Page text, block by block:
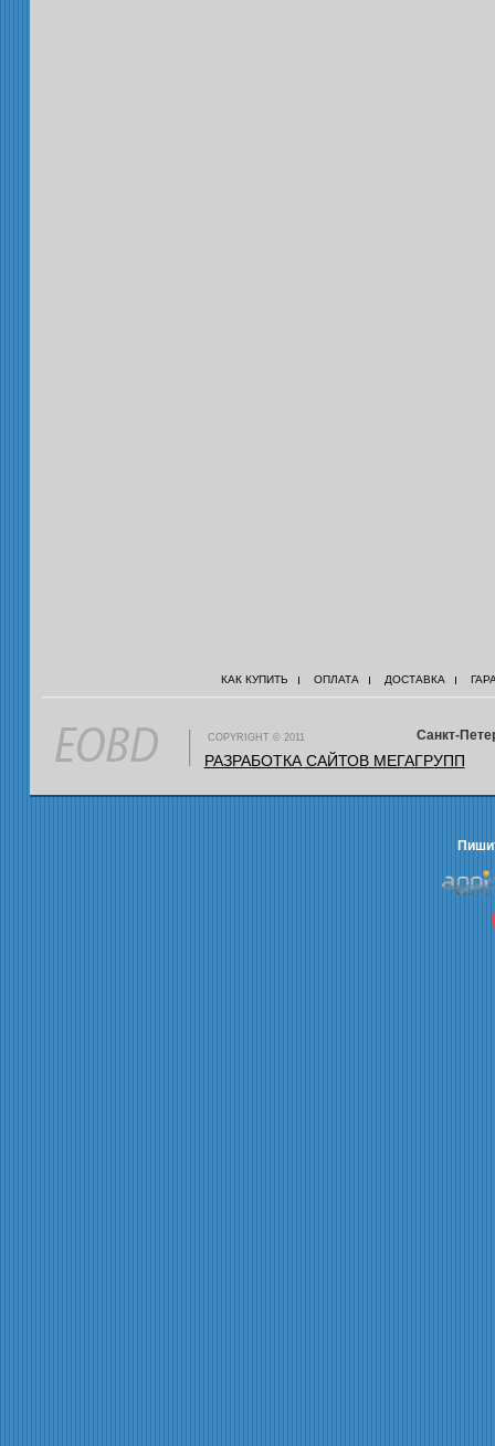
КАК КУПИТЬ ОПЛАТА ДОСТАВКА
РАЗРАБОТКА САЙТОВ МЕГАГРУПП
COPYRIGHT © 2011 Санкт-